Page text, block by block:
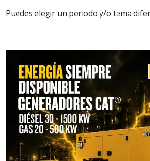
Puedes elegir un periodo y/o tema